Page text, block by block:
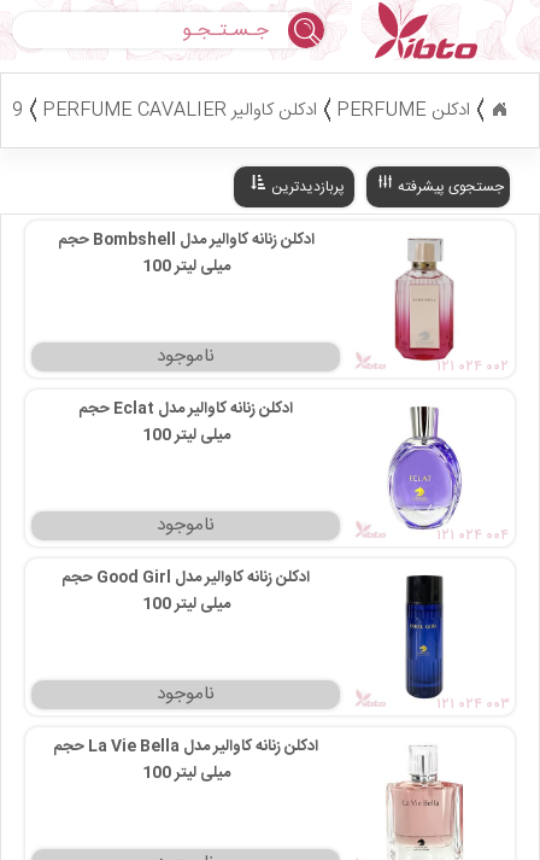
جستجو
ادکلن PERFUME ادکلن کاوالیر PERFUME CAVALIER 9 کالا
جستجوی پیشرفته پربازدیدترین
ادکلن زنانه کاوالیر مدل Bombshell حجم
100 میلی‌ لیتر
۱۲۱ ۰۲۴ ۰۰۲
ادکلن زنانه کاوالیر مدل Eclat حجم
100 میلی‌ لیتر
۱۲۱ ۰۲۴ ۰۰۴
ادکلن زنانه کاوالیر مدل Good Girl حجم
100 میلی‌ لیتر
۱۲۱ ۰۲۴ ۰۰۳
ادکلن زنانه کاوالیر مدل La Vie Bella حجم
100 میلی‌ لیتر